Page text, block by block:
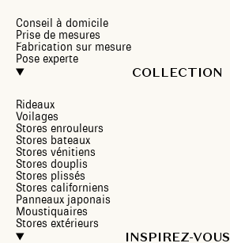
Conseil à domicile
Prise de mesures
Fabrication sur mesure
Pose experte
COLLECTION
Rideaux
Voilages
Stores enrouleurs
Stores bateaux
Stores vénitiens
Stores douplis
Stores plissés
Stores californiens
Panneaux japonais
Moustiquaires
Stores extérieurs
INSPIREZ-VOUS